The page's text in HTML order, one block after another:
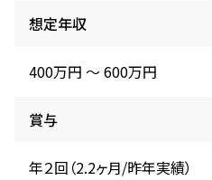
想定年収
400万円 〜 600万円
賞与
年２回（2.2ヶ月/昨年実績）